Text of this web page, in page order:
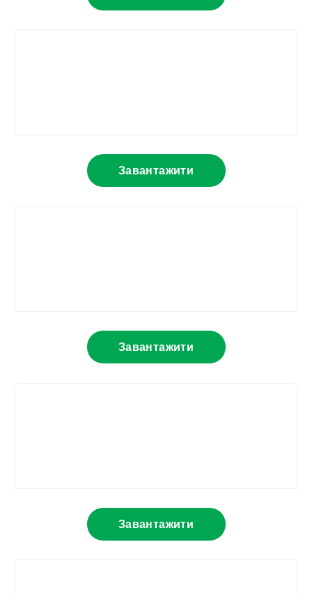
Завантажити
Завантажити
Завантажити